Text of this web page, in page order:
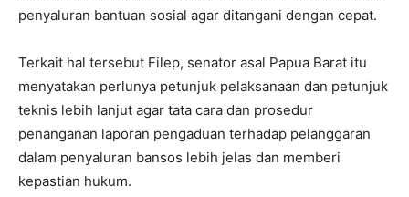
penyaluran bantuan sosial agar ditangani dengan cepat.
Terkait hal tersebut Filep, senator asal Papua Barat itu
menyatakan perlunya petunjuk pelaksanaan dan petunjuk
teknis lebih lanjut agar tata cara dan prosedur
penanganan laporan pengaduan terhadap pelanggaran
dalam penyaluran bansos lebih jelas dan memberi
kepastian hukum.